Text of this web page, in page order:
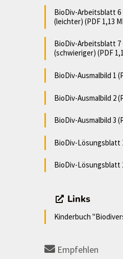
BioDiv-Arbeitsblatt
(leichter) (PDF 1,13
BioDiv-Arbeitsblatt
(schwieriger) (PDF
BioDiv-Ausmalbild 1
BioDiv-Ausmalbild 2
BioDiv-Ausmalbild 3
BioDiv-Lösungsblatt
BioDiv-Lösungsblatt
Links
Kinderbuch
Empfehlen